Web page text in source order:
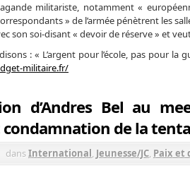
militariste, notamment «
» de l’armée pénètrent les
son soi-disant « devoir de réserve » et
: « L’argent pour l’école, pas pour
militaire.fr/
d’Andres Bel au
condamnation de la
dansInternational, Jeunesse/JC, Paix et